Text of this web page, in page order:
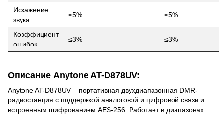
Искажение
звука
≤5% ≤5%
Коэффициент
ошибок
≤3% ≤3%
Описание Anytone AT-D878UV:
Anytone AT-D878UV – портативная двухдиапазонная DMR-
радиостанция с поддержкой аналоговой и цифровой связи и
встроенным шифрованием AES-256. Работает в диапазонах